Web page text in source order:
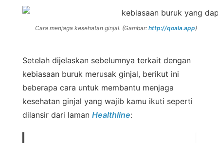
Cara menjaga kesehatan ginjal. (Gambar: http://qoala.app)
Setelah dijelaskan sebelumnya terkait dengan
kebiasaan buruk merusak ginjal, berikut ini
beberapa cara untuk membantu menjaga
kesehatan ginjal yang wajib kamu ikuti seperti
dilansir dari laman Healthline: